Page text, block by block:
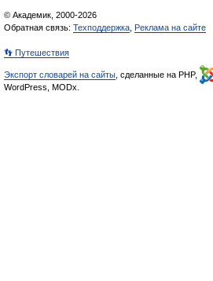
© Академик, 2000-2026
Обратная связь: Техподдержка Реклама на сайте
👣 Путешествия
Экспорт словарей на сайты , сделанные на PHP,
WordPress, MODx.